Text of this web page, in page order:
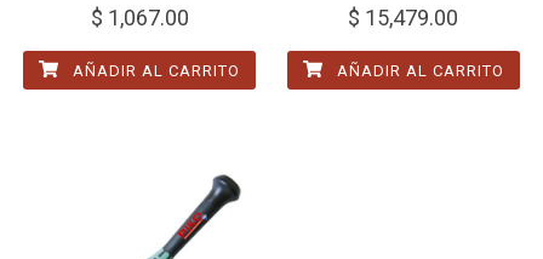
$ 1,067.00
AÑADIR AL CARRITO
$ 15,479.00
AÑADIR AL CARRITO